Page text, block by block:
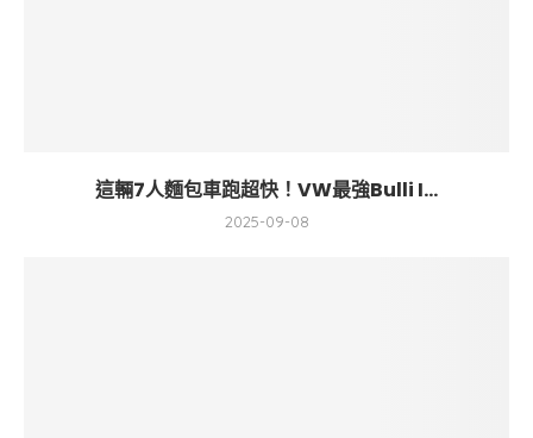
這輛7人麵包車跑超快！VW最強Bulli I...
2025-09-08